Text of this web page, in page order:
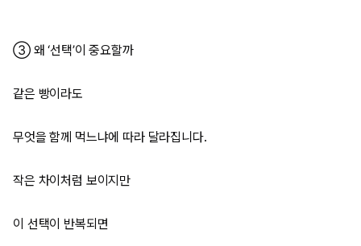
③ 왜 ‘선택’이 중요할까
같은 빵이라도
무엇을 함께 먹느냐에 따라 달라집니다.
작은 차이처럼 보이지만
이 선택이 반복되면